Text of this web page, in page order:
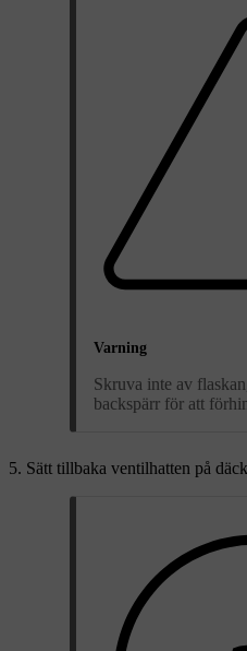
Varning
Skruva inte av
backspärr för att
Sätt tillbaka ventilhatten på